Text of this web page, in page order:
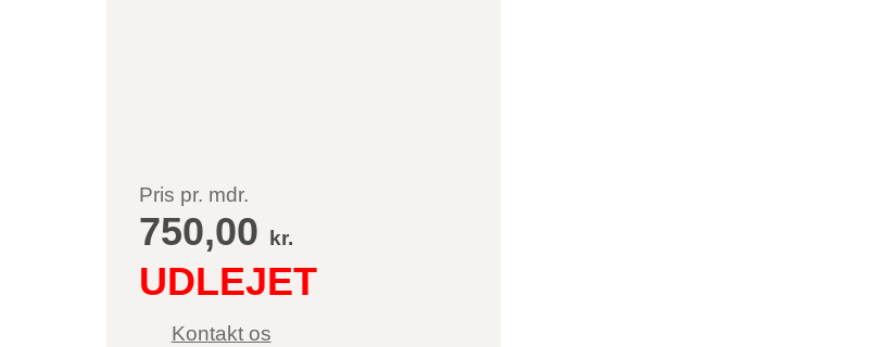
Pris pr. mdr.
750,00 kr.
Kontakt os